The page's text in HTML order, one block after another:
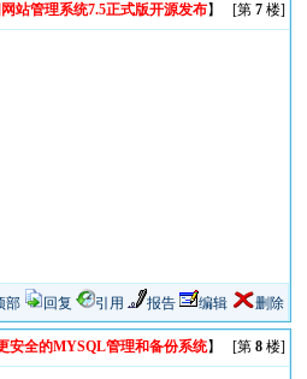
站管理系统7.5正式版开源发布】 [第 7楼]
部 回复 引用 报告 编辑 删除
安全的MYSQL管理和备份系统】 [第 8楼]